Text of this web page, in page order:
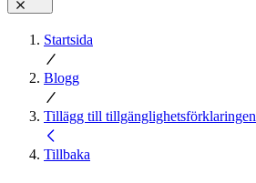
Startsida
Blogg
Tillägg till tillgänglighetsförklaringen
Tillbaka